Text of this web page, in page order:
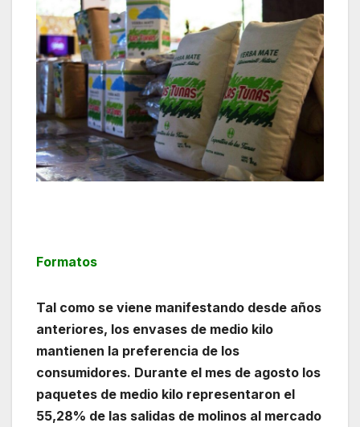
Formatos
Tal como se viene manifestando desde años
anteriores, los envases de medio kilo
mantienen la preferencia de los
consumidores. Durante el mes de agosto los
paquetes de medio kilo representaron el
55,28% de las salidas de molinos al mercado